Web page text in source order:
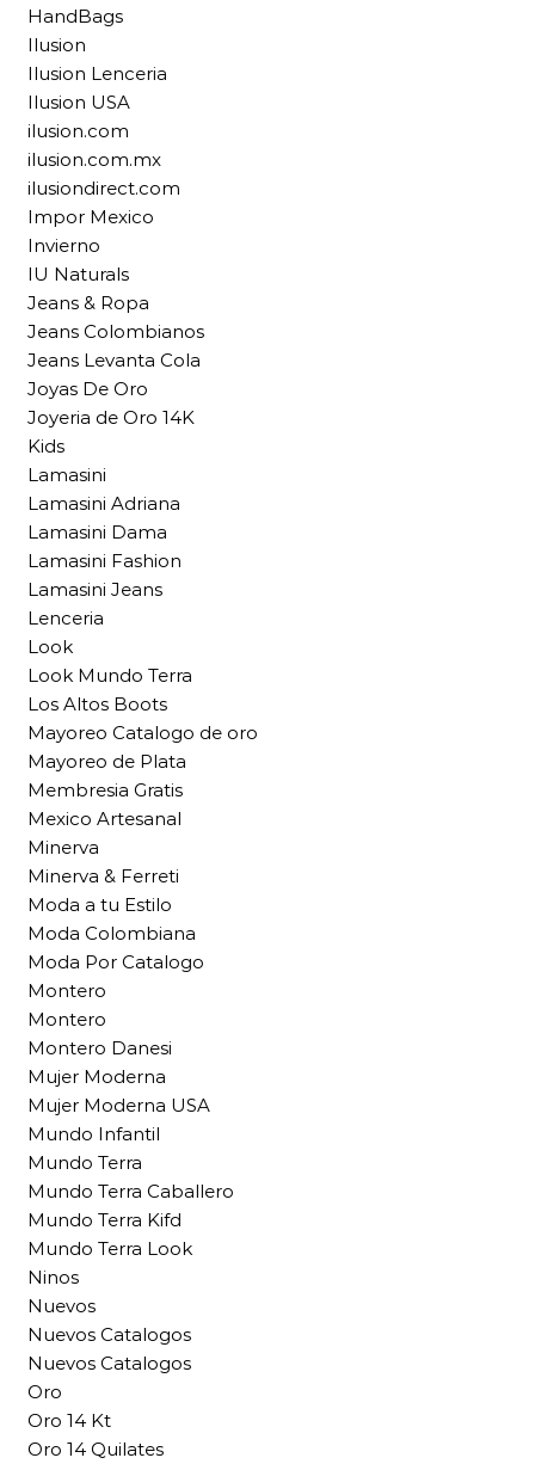
HandBags
Ilusion
Ilusion Lenceria
Ilusion USA
ilusion.com
ilusion.com.mx
ilusiondirect.com
Impor Mexico
Invierno
IU Naturals
Jeans & Ropa
Jeans Colombianos
Jeans Levanta Cola
Joyas De Oro
Joyeria de Oro 14K
Kids
Lamasini
Lamasini Adriana
Lamasini Dama
Lamasini Fashion
Lamasini Jeans
Lenceria
Look
Look Mundo Terra
Los Altos Boots
Mayoreo Catalogo de oro
Mayoreo de Plata
Membresia Gratis
Mexico Artesanal
Minerva
Minerva & Ferreti
Moda a tu Estilo
Moda Colombiana
Moda Por Catalogo
Montero
Montero
Montero Danesi
Mujer Moderna
Mujer Moderna USA
Mundo Infantil
Mundo Terra
Mundo Terra Caballero
Mundo Terra Kifd
Mundo Terra Look
Ninos
Nuevos
Nuevos Catalogos
Nuevos Catalogos
Oro
Oro 14 Kt
Oro 14 Quilates